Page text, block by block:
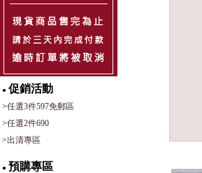
● 促銷活動
>任選3件597免郵區
>任選2件690
>出清專區
● 預購專區